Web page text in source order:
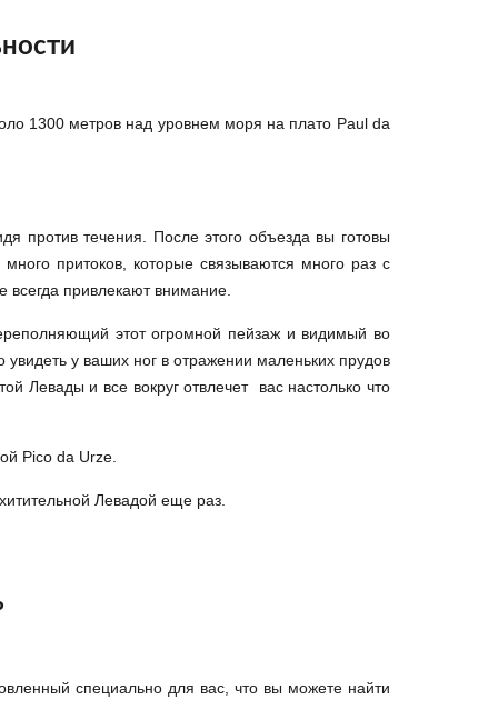
1300 метров над уровнем моря на плато Paul da
против течения. После этого объезда вы готовы
притоков, которые связываются много раз с
привлекают внимание.
этот огромной пейзаж и видимый во
у ваших ног в отражении маленьких прудов
Левады и все вокруг отвлечет вас настолько что
Pico da Urze.
Левадой еще раз.
специально для вас, что вы можете найти